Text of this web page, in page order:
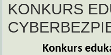
KONKURS
Konkurs